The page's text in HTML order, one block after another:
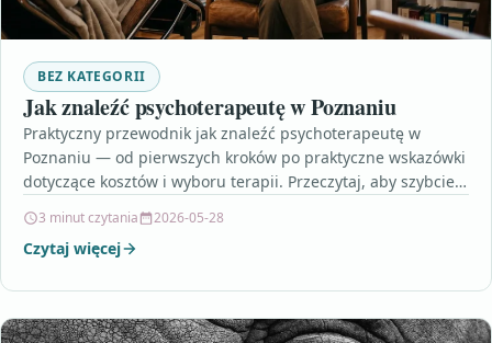
BEZ KATEGORII
Jak znaleźć psychoterapeutę w Poznaniu
Praktyczny przewodnik jak znaleźć psychoterapeutę w
Poznaniu — od pierwszych kroków po praktyczne wskazówki
dotyczące kosztów i wyboru terapii. Przeczytaj, aby szybciej
3 minut czytania 2026-05-28
Czytaj więcej